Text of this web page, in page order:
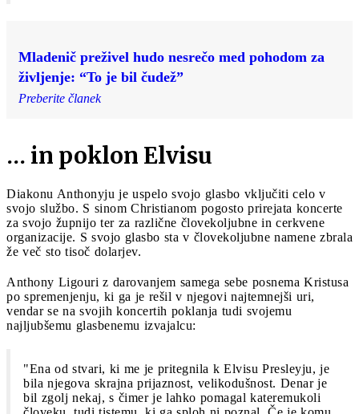
Mladenič preživel hudo nesrečo med pohodom za
življenje: “To je bil čudež”
Preberite članek
… in poklon Elvisu
Diakonu Anthonyju je uspelo svojo glasbo vključiti celo v
svojo službo. S sinom Christianom pogosto prirejata koncerte
za svojo župnijo ter za različne človekoljubne in cerkvene
organizacije. S svojo glasbo sta v človekoljubne namene zbrala
že več sto tisoč dolarjev.
Anthony Ligouri z darovanjem samega sebe posnema Kristusa
po spremenjenju, ki ga je rešil v njegovi najtemnejši uri,
vendar se na svojih koncertih poklanja tudi svojemu
najljubšemu glasbenemu izvajalcu:
"Ena od stvari, ki me je pritegnila k Elvisu Presleyju, je
bila njegova skrajna prijaznost, velikodušnost. Denar je
bil zgolj nekaj, s čimer je lahko pomagal kateremukoli